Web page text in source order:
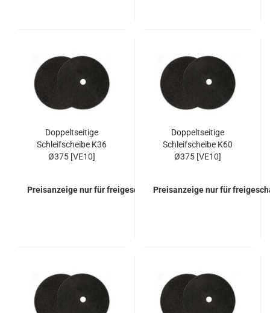
Doppeltseitige
Schleifscheibe K36
Ø375 [VE10]
Preisanzeige nur für freigeschaltete Kunden
Doppeltseitige
Schleifscheibe K60
Ø375 [VE10]
Preisanzeige nur für